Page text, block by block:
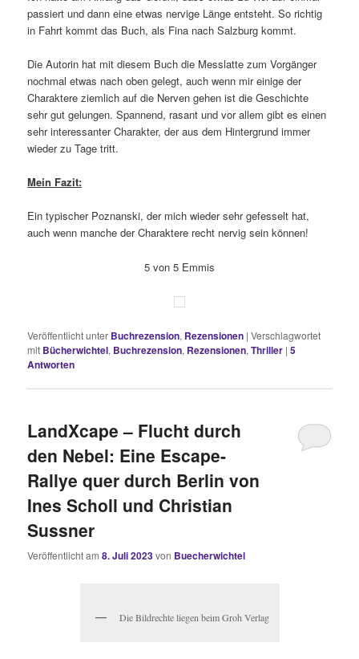
passiert und dann eine etwas nervige Länge entsteht. So richtig
in Fahrt kommt das Buch, als Fina nach Salzburg kommt.
Die Autorin hat mit diesem Buch die Messlatte zum Vorgänger
nochmal etwas nach oben gelegt, auch wenn mir einige der
Charaktere ziemlich auf die Nerven gehen ist die Geschichte
sehr gut gelungen. Spannend, rasant und vor allem gibt es einen
sehr interessanter Charakter, der aus dem Hintergrund immer
wieder zu Tage tritt.
Mein Fazit:
Ein typischer Poznanski, der mich wieder sehr gefesselt hat,
auch wenn manche der Charaktere recht nervig sein können!
5 von 5 Emmis
Veröffentlicht unter Buchrezension, Rezensionen |Verschlagwortet
mit Bücherwichtel, Buchrezension, Rezensionen,Thriller |5
Antworten
LandXcape – Flucht durch
den Nebel: Eine Escape-
Rallye quer durch Berlin von
Ines Scholl und Christian
Sussner
Veröffentlicht am8. Juli 2023von Buecherwichtel
Die Bildrechte liegen beim Groh Verlag